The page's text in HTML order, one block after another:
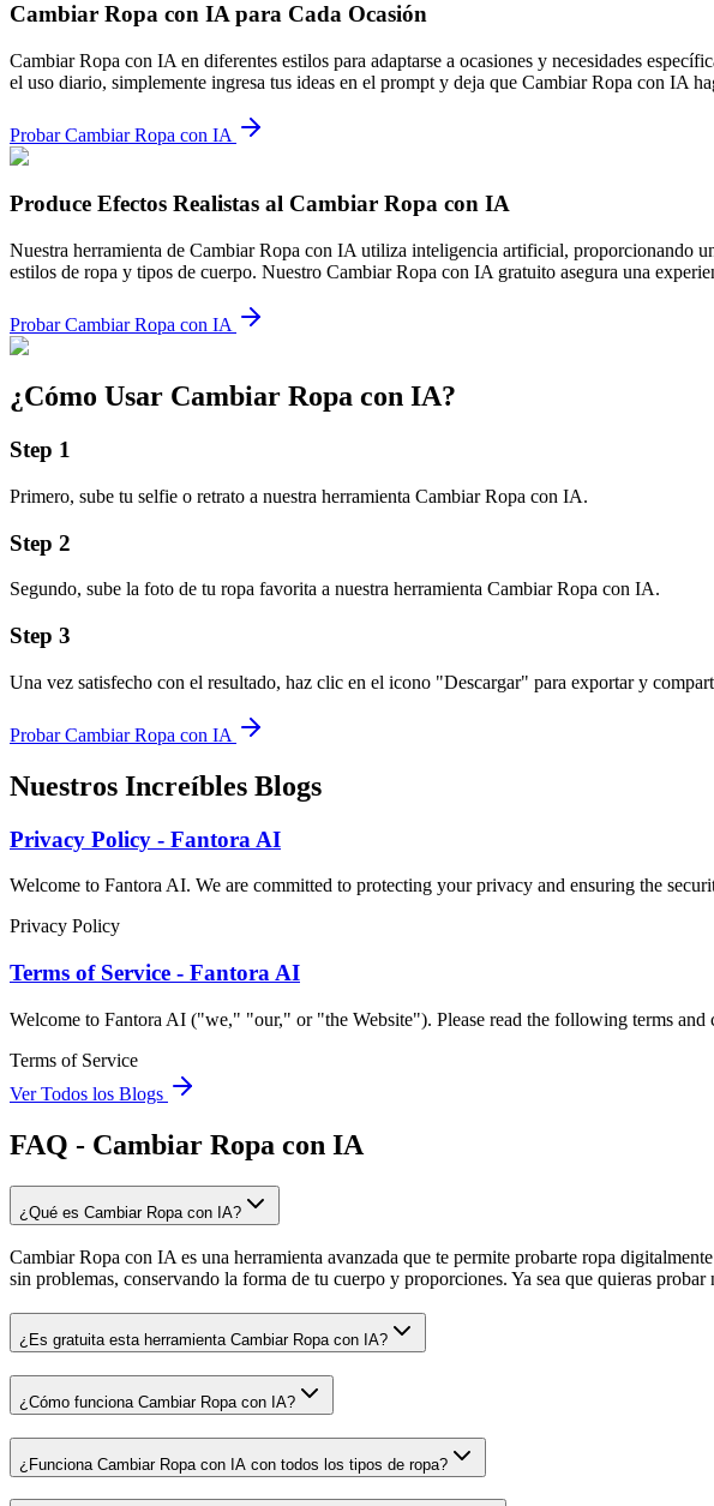
Cambiar Ropa con IA para Cada Ocasión
Cambiar Ropa con IA en diferentes estilos para adaptarse a ocasiones y necesidades
el uso diario, simplemente ingresa tus ideas en el prompt y deja que Cambiar Ropa con IA
Probar Cambiar Ropa con IA
Produce Efectos Realistas al Cambiar Ropa con IA
Nuestra herramienta de Cambiar Ropa con IA utiliza inteligencia artificial, proporcionando
estilos de ropa y tipos de cuerpo. Nuestro Cambiar Ropa con IA gratuito asegura una
Probar Cambiar Ropa con IA
¿Cómo Usar Cambiar Ropa con IA?
Step 1
Primero, sube tu selfie o retrato a nuestra herramienta Cambiar Ropa con IA.
Step 2
Segundo, sube la foto de tu ropa favorita a nuestra herramienta Cambiar Ropa con IA.
Step 3
Una vez satisfecho con el resultado, haz clic en el icono "Descargar" para exportar y
Probar Cambiar Ropa con IA
Nuestros Increíbles Blogs
Privacy Policy - Fantora AI
Welcome to Fantora AI. We are committed to protecting your privacy and ensuring the
Privacy Policy
Terms of Service - Fantora AI
Welcome to Fantora AI ("we," "our," or "the Website"). Please read the following terms and
Terms of Service
Ver Todos los Blogs
FAQ - Cambiar Ropa con IA
¿Qué es Cambiar Ropa con IA?
Cambiar Ropa con IA es una herramienta avanzada que te permite probarte ropa
sin problemas, conservando la forma de tu cuerpo y proporciones. Ya sea que quieras
¿Es gratuita esta herramienta Cambiar Ropa con IA?
¿Cómo funciona Cambiar Ropa con IA?
¿Funciona Cambiar Ropa con IA con todos los tipos de ropa?